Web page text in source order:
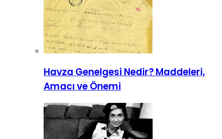
Havza Genelgesi Nedir? Maddeleri,
Amacı ve Önemi